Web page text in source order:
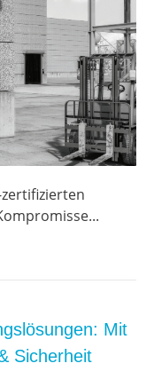
zertifizierten
Mit
Sicherheit